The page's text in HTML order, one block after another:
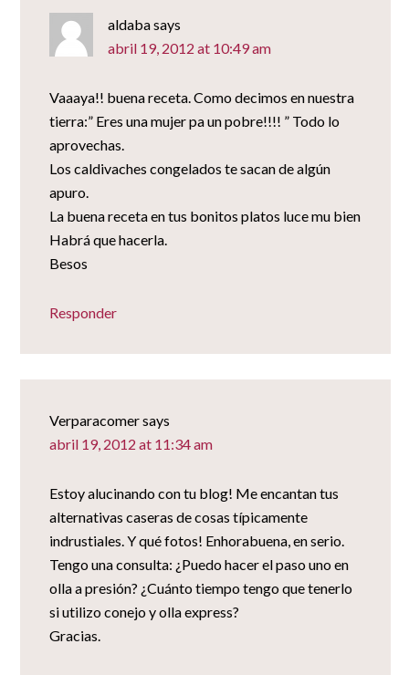
aldabasays
abril 19, 2012 at 10:49 am
Vaaaya!! buena receta. Como decimos en nuestra
tierra:” Eres una mujer pa un pobre!!!! ” Todo lo
aprovechas.
Los caldivaches congelados te sacan de algún
apuro.
La buena receta en tus bonitos platos luce mu bien
Habrá que hacerla.
Besos
Responder
Verparacomersays
abril 19, 2012 at 11:34 am
Estoy alucinando con tu blog! Me encantan tus
alternativas caseras de cosas típicamente
indrustiales. Y qué fotos! Enhorabuena, en serio.
Tengo una consulta: ¿Puedo hacer el paso uno en
olla a presión? ¿Cuánto tiempo tengo que tenerlo
si utilizo conejo y olla express?
Gracias.